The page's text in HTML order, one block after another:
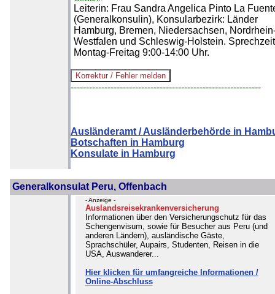
Leiterin: Frau Sandra Angelica Pinto La
(Generalkonsulin), Konsularbezirk: Länder
Hamburg, Bremen, Niedersachsen,
Westfalen und Schleswig-Holstein.
Montag-Freitag 9:00-14:00 Uhr.
--------------------------------------------------------------
Ausländeramt / Ausländerbehörde in
Botschaften in Hamburg
Konsulate in Hamburg
Generalkonsulat Peru, Offenbach
- Anzeige -
Auslandsreisekrankenversicherung
Informationen über den Versicherungschutz für das
Schengenvisum, sowie für Besucher aus Peru (und
anderen Ländern), ausländische Gäste,
Sprachschüler, Aupairs, Studenten, Reisen in die
USA, Auswanderer...
Hier klicken für umfangreiche Informationen /
Online-Abschluss